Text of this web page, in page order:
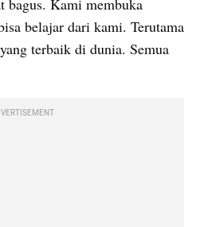
bagus. Kami membuka
belajar dari kami. Terutama
terbaik di dunia. Semua